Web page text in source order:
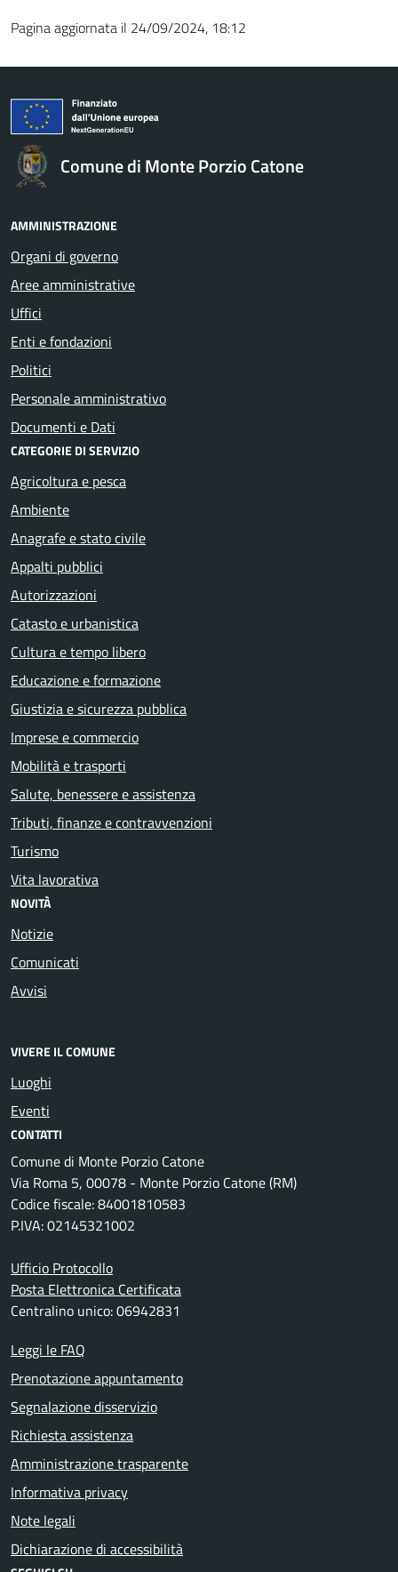
Pagina aggiornata il 24/09/2024, 18:12
Comune di Monte Porzio Catone
AMMINISTRAZIONE
Organi di governo
Aree amministrative
Uffici
Enti e fondazioni
Politici
Personale amministrativo
Documenti e Dati
CATEGORIE DI SERVIZIO
Agricoltura e pesca
Ambiente
Anagrafe e stato civile
Appalti pubblici
Autorizzazioni
Catasto e urbanistica
Cultura e tempo libero
Educazione e formazione
Giustizia e sicurezza pubblica
Imprese e commercio
Mobilità e trasporti
Salute, benessere e assistenza
Tributi, finanze e contravvenzioni
Turismo
Vita lavorativa
NOVITÀ
Notizie
Comunicati
Avvisi
VIVERE IL COMUNE
Luoghi
Eventi
CONTATTI
Comune di Monte Porzio Catone
Via Roma 5, 00078 - Monte Porzio Catone (RM)
Codice fiscale: 84001810583
P.IVA: 02145321002
Ufficio Protocollo
Posta Elettronica Certificata
Centralino unico: 06942831
Leggi le FAQ
Prenotazione appuntamento
Segnalazione disservizio
Richiesta assistenza
Amministrazione trasparente
Informativa privacy
Note legali
Dichiarazione di accessibilità